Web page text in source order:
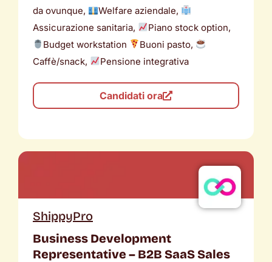
da ovunque,
Welfare aziendale,
Assicurazione sanitaria,
Piano stock option,
Budget workstation
Buoni pasto,
Caffè/snack,
Pensione integrativa
Candidati ora
ShippyPro
Business Development
Representative – B2B SaaS Sales